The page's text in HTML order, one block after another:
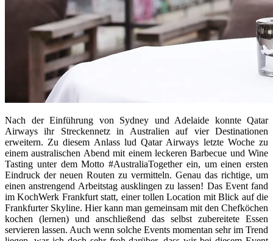
Nach der Einführung von Sydney und Adelaide konnte Qatar
Airways ihr Streckennetz in Australien auf vier Destinationen
erweitern. Zu diesem Anlass lud Qatar Airways letzte Woche zu
einem australischen Abend mit einem leckeren Barbecue und Wine
Tasting unter dem Motto #AustraliaTogether ein, um einen ersten
Eindruck der neuen Routen zu vermitteln. Genau das richtige, um
einen anstrengend Arbeitstag ausklingen zu lassen! Das Event fand
im KochWerk Frankfurt statt, einer tollen Location mit Blick auf die
Frankfurter Skyline. Hier kann man gemeinsam mit den Chefköchen
kochen (lernen) und anschließend das selbst zubereitete Essen
servieren lassen. Auch wenn solche Events momentan sehr im Trend